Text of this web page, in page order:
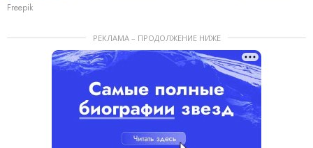
Freepik
РЕКЛАМА – ПРОДОЛЖЕНИЕ НИЖЕ